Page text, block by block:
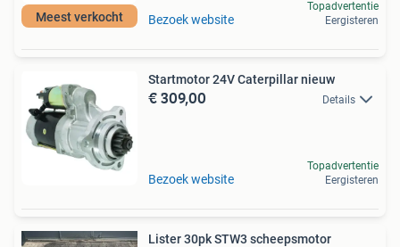
Meest verkocht Bezoek website
Topadvertentie
Eergisteren
Startmotor 24V Caterpillar nieuw
€ 309,00 Details
Bezoek website
Topadvertentie
Eergisteren
Lister 30pk STW3 scheepsmotor